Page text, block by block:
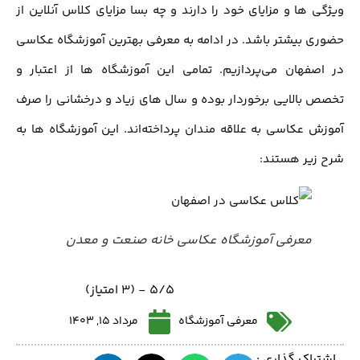
ویژگی ها و مزایای خود را دارند و چه بسا مزایای کلاس آنلاین از
حضوری بیشتر باشد. در ادامه به معرفی بهترین آموزشگاه عکاسی
در اصفهان می‌پردازیم. تمامی این آموزشگاه ها از اعتبار و
تخصص بالایی برخوردار بوده و سال های زیاد و درخشانی را صرف
آموزش عکاسی به علاقه مندان پرداخته‌اند. این آموزشگاه ها به
شرح زیر هستند:
معرفی آموزشگاه عکاسی خانه صنعت و معدن
5/5 - (3 امتیاز)
معرفی آموزشگاه مرداد 15, 1403